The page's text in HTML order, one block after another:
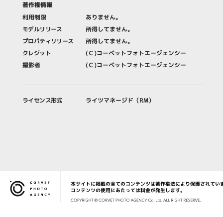
著作権情報
利用制限
ありません。
モデルリリース
所得してません。
プロパティリリース
所得してません。
クレジット
(Ｃ)コーベットフォトエージェンシー
撮影者
(Ｃ)コーベットフォトエージェンシー
ライセンス形式 ライツマネージド（RM）
Corvet Photo Agency
本サイトに掲載の全てのコンテンツは著作権法により保護されてい
コンテンツの使用にあたっては料金が発生します。